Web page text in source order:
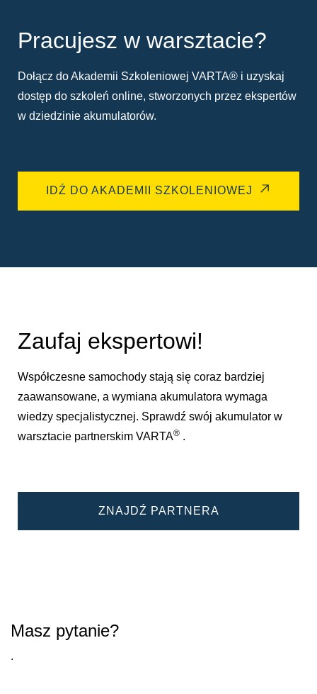
Pracujesz w warsztacie?
Dołącz do Akademii Szkoleniowej VARTA® i uzyskaj
dostęp do szkoleń online, stworzonych przez ekspertów
w dziedzinie akumulatorów.
IDŹ DO AKADEMII SZKOLENIOWEJ
Zaufaj ekspertowi!
Współczesne samochody stają się coraz bardziej
zaawansowane, a wymiana akumulatora wymaga
wiedzy specjalistycznej. Sprawdź swój akumulator w
warsztacie partnerskim VARTA® .
ZNAJDŹ PARTNERA
Masz pytanie?
.